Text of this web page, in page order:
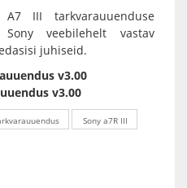
III tarkvarauuenduse
Sony veebilehelt vastav
juhiseid.
v3.00
v3.00
Sony a7R III